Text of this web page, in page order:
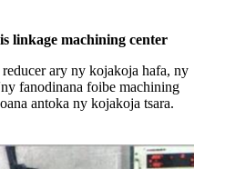
linkage machining center
ary ny kojakoja hafa, ny
fanodinana foibe machining
antoka ny kojakoja tsara.